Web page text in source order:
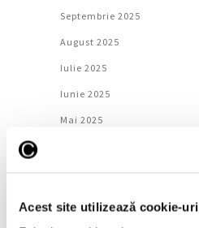
Acest site utilizează cookie-uri
Septembrie 2025
August 2025
Iulie 2025
Iunie 2025
Mai 2025